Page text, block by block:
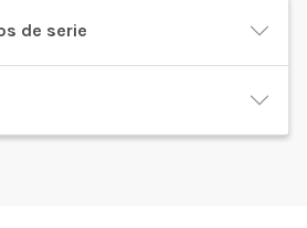
de serie